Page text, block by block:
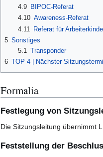
4.9
BIPOC-Referat
4.10 Awareness-Referat
4.11
Referat für
5 Sonstiges
5.1
Transponder
6 TOP 4 | Nächster
Formalia
Festlegung von
Die Sitzungsleitung übernimmt
Feststellung der